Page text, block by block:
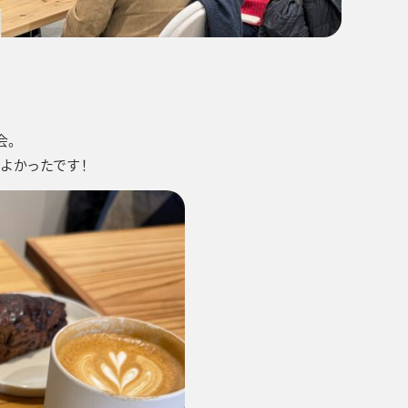
かったです！